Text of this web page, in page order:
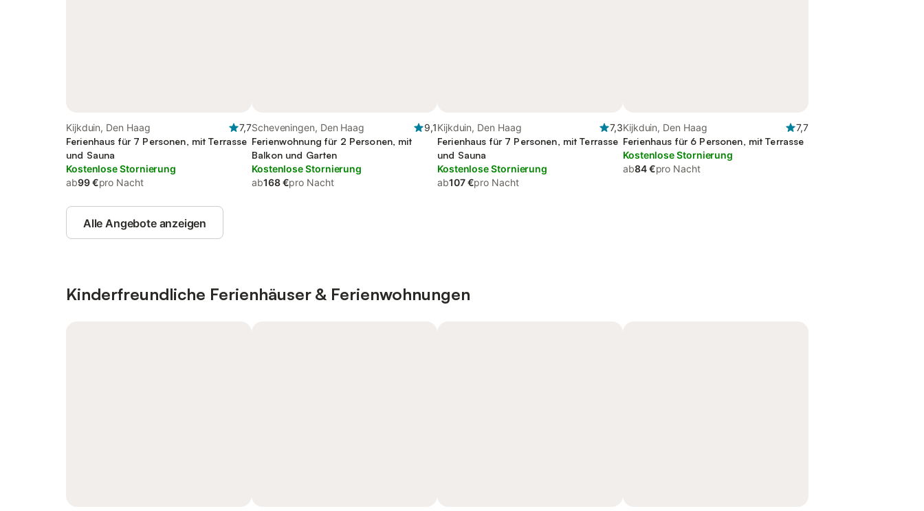
Kijkduin, Den Haag
7,7
Ferienhaus für 7 Personen, mit Terrasse
und Sauna
Kostenlose Stornierung
ab99 €pro Nacht
Scheveningen, Den Haag
9,1
Ferienwohnung für 2 Personen, mit
Balkon und Garten
Kostenlose Stornierung
ab168 €pro Nacht
Kijkduin, Den Haag
7,3
Ferienhaus für 7 Personen, mit Terrasse
und Sauna
Kostenlose Stornierung
ab107 €pro Nacht
Kijkduin, Den Haag
7,7
Ferienhaus für 6 Personen, mit Terrasse
Kostenlose Stornierung
ab84 €pro Nacht
Alle Angebote anzeigen
Kinderfreundliche Ferienhäuser & Ferienwohnungen